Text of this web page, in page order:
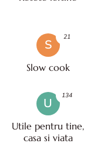
S
Slow cook
21
U
Utile pentru tine,
casa si viata
134